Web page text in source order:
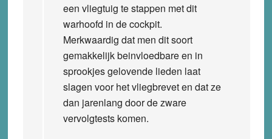
een vliegtuig te stappen met dit
warhoofd in de cockpit.
Merkwaardig dat men dit soort
gemakkelijk beinvloedbare en in
sprookjes gelovende lieden laat
slagen voor het vliegbrevet en dat ze
dan jarenlang door de zware
vervolgtests komen.